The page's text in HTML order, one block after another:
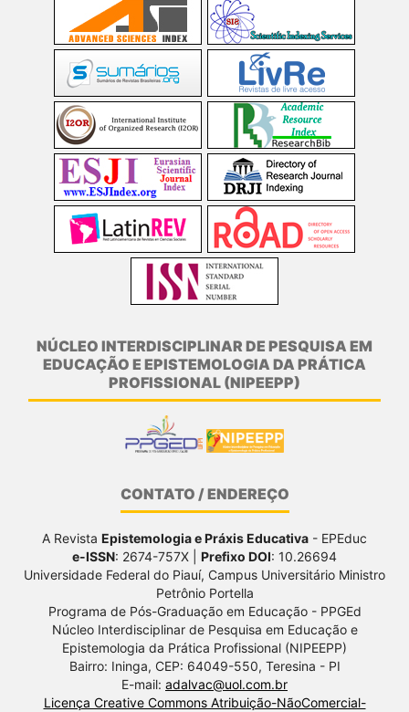
NÚCLEO INTERDISCIPLINAR DE PESQUISA EM
EDUCAÇÃO E EPISTEMOLOGIA DA PRÁTICA
PROFISSIONAL (NIPEEPP)
CONTATO / ENDEREÇO
A Revista Epistemologia e Práxis Educativa - EPEduc
e-ISSN: 2674-757X | Prefixo DOI: 10.26694
Universidade Federal do Piauí, Campus Universitário Ministro
Petrônio Portella
Programa de Pós-Graduação em Educação - PPGEd
Núcleo Interdisciplinar de Pesquisa em Educação e
Epistemologia da Prática Profissional (NIPEEPP)
Bairro: Ininga, CEP: 64049-550, Teresina - PI
E-mail: adalvac@uol.com.br
Licença Creative Commons Atribuição-NãoComercial-